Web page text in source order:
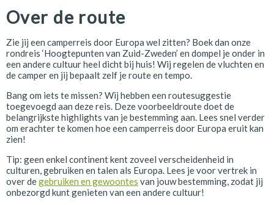
Over de route
Zie jij een camperreis door Europa wel zitten? Boek dan onze
rondreis ‘Hoogtepunten van Zuid-Zweden’ en dompel je onder in
een andere cultuur heel dicht bij huis! Wij regelen de vluchten en
de camper en jij bepaalt zelf je route en tempo.
Bang om iets te missen? Wij hebben een routesuggestie
toegevoegd aan deze reis. Deze voorbeeldroute doet de
belangrijkste highlights van je bestemming aan. Lees snel verder
om erachter te komen hoe een camperreis door Europa eruit kan
zien!
Tip: geen enkel continent kent zoveel verscheidenheid in
culturen, gebruiken en talen als Europa. Lees je voor vertrek in
over degebruiken en gewoontes van jouw bestemming, zodat jij
onbezorgd kunt genieten van een andere cultuur!